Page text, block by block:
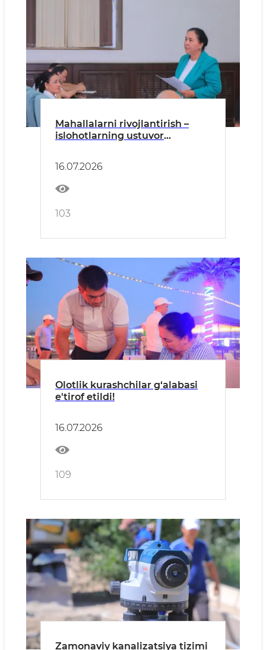
Mahallalarni rivojlantirish –
islohotlarning ustuvor
16.07.2026
103
Olotlik kurashchilar g‘alabasi
e'tirof etildi!
16.07.2026
109
Zamonaviy kanalizatsiya tizimi